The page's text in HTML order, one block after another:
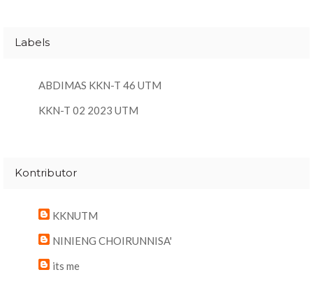
Labels
ABDIMAS KKN-T 46 UTM
KKN-T 02 2023 UTM
Kontributor
KKNUTM
NINIENG CHOIRUNNISA'
its me